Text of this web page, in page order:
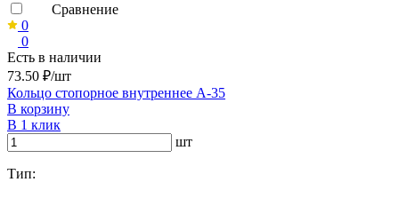
Сравнение
0
0
Есть в наличии
73.50 ₽/шт
Кольцо стопорное внутреннее А-35
В корзину
В 1 клик
шт
Тип: